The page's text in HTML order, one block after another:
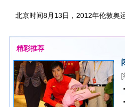
北京时间8月13日，2012年伦敦奥运
精彩推荐
[